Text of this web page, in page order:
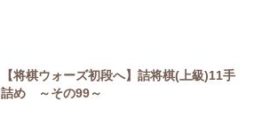
【将棋ウォーズ初段へ】詰将棋(上級)11手
詰め ～その99～